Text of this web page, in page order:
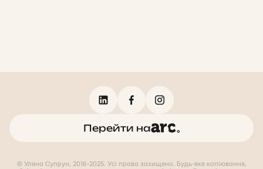
Перейти на
© Уляна Супрун, 2016-2025. Усі права захищено. Будь-яке копіювання,